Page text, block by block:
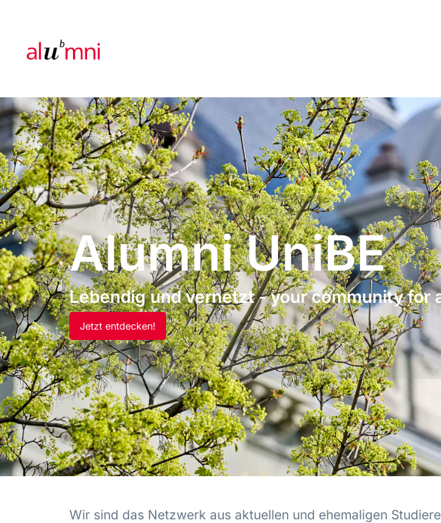
Alumni UniBE
Lebendig und vernetzt - your community for
Jetzt entdecken!
Wir sind das Netzwerk aus aktuellen und ehemaligen